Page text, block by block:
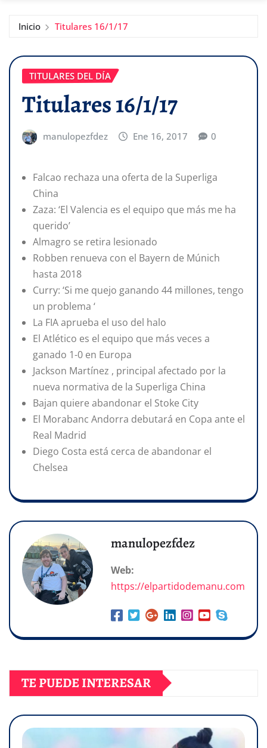
Inicio Titulares 16/1/17
TITULARES DEL DÍA
Titulares 16/1/17
manulopezfdez Ene 16, 2017 0
Falcao rechaza una oferta de la Superliga
China
Zaza: ‘El Valencia es el equipo que más me ha
querido’
Almagro se retira lesionado
Robben renueva con el Bayern de Múnich
hasta 2018
Curry: ‘Si me quejo ganando 44 millones, tengo
un problema ‘
La FIA aprueba el uso del halo
El Atlético es el equipo que más veces a
ganado 1-0 en Europa
Jackson Martínez , principal afectado por la
nueva normativa de la Superliga China
Bajan quiere abandonar el Stoke City
El Morabanc Andorra debutará en Copa ante el
Real Madrid
Diego Costa está cerca de abandonar el
Chelsea
manulopezfdez
Web:
https://elpartidodemanu.com
TE PUEDE INTERESAR